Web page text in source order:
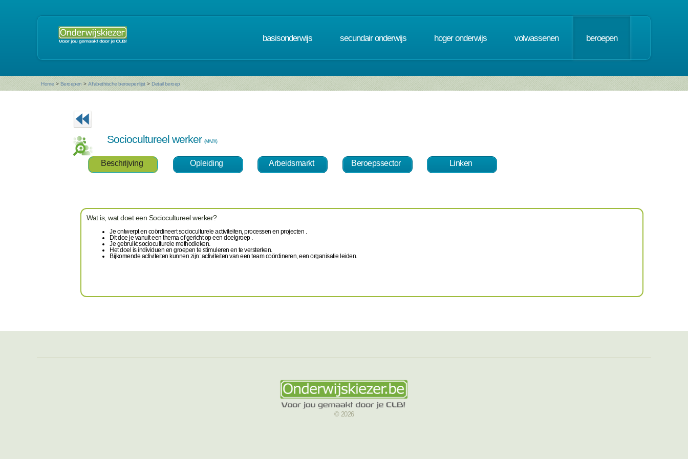
basisonderwijs secundair onderwijs hoger onderwijs volwassenen beroepen
Home > Beroepen > Alfabethische beroepenlijst > Detail beroep
Sociocultureel werker (M/V/X)
Beschrijving Opleiding Arbeidsmarkt Beroepssector Linken
Wat is, wat doet een Sociocultureel werker?
Je ontwerpt en coördineert socioculturele activiteiten, processen en projecten .
Dit doe je vanuit een thema of gericht op een doelgroep .
Je gebruikt socioculturele methodieken.
Het doel is individuen en groepen te stimuleren en te versterken.
Bijkomende activiteiten kunnen zijn: activiteiten van een team coördineren, een organisatie leiden.
© 2026